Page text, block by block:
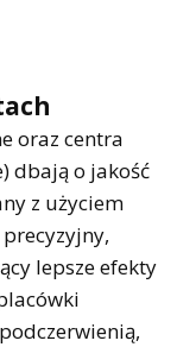
oraz centra
dbają o jakość
z użyciem
lepsze efekty